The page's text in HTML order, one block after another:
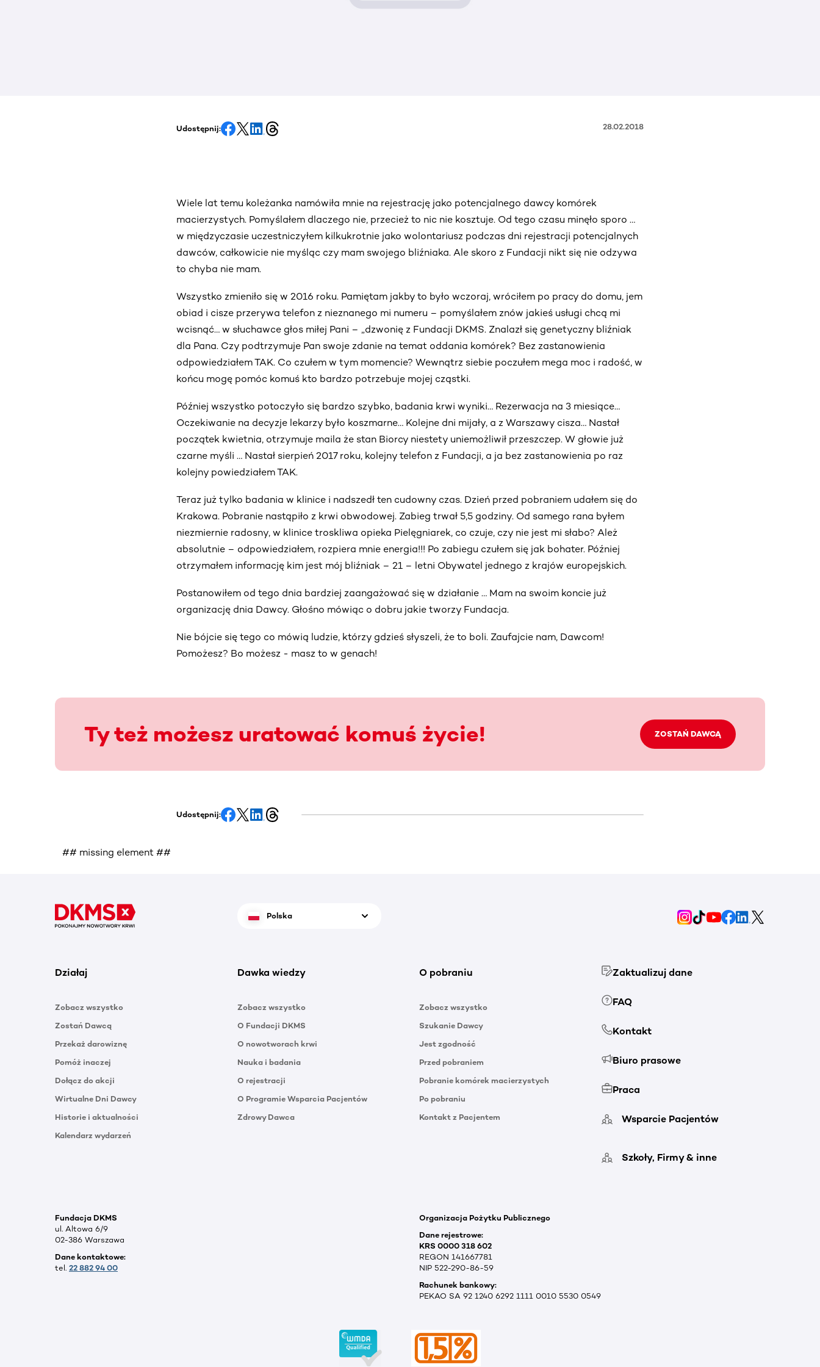
Udostępnij: 28.02.2018
Wiele lat temu koleżanka namówiła mnie na rejestrację jako potencjalnego dawcy komórek
macierzystych. Pomyślałem dlaczego nie, przecież to nic nie kosztuje. Od tego czasu minęło sporo …
w międzyczasie uczestniczyłem kilkukrotnie jako wolontariusz podczas dni rejestracji potencjalnych
dawców, całkowicie nie myśląc czy mam swojego bliźniaka. Ale skoro z Fundacji nikt się nie odzywa
to chyba nie mam.
Wszystko zmieniło się w 2016 roku. Pamiętam jakby to było wczoraj, wróciłem po pracy do domu, jem
obiad i cisze przerywa telefon z nieznanego mi numeru – pomyślałem znów jakieś usługi chcą mi
wcisnąć… w słuchawce głos miłej Pani – „dzwonię z Fundacji DKMS. Znalazł się genetyczny bliźniak
dla Pana. Czy podtrzymuje Pan swoje zdanie na temat oddania komórek? Bez zastanowienia
odpowiedziałem TAK. Co czułem w tym momencie? Wewnątrz siebie poczułem mega moc i radość, w
końcu mogę pomóc komuś kto bardzo potrzebuje mojej cząstki.
Później wszystko potoczyło się bardzo szybko, badania krwi wyniki… Rezerwacja na 3 miesiące…
Oczekiwanie na decyzje lekarzy było koszmarne… Kolejne dni mijały, a z Warszawy cisza… Nastał
początek kwietnia, otrzymuje maila że stan Biorcy niestety uniemożliwił przeszczep. W głowie już
czarne myśli … Nastał sierpień 2017 roku, kolejny telefon z Fundacji, a ja bez zastanowienia po raz
kolejny powiedziałem TAK.
Teraz już tylko badania w klinice i nadszedł ten cudowny czas. Dzień przed pobraniem udałem się do
Krakowa. Pobranie nastąpiło z krwi obwodowej. Zabieg trwał 5,5 godziny. Od samego rana byłem
niezmiernie radosny, w klinice troskliwa opieka Pielęgniarek, co czuje, czy nie jest mi słabo? Ależ
absolutnie – odpowiedziałem, rozpiera mnie energia!!! Po zabiegu czułem się jak bohater. Później
otrzymałem informację kim jest mój bliźniak – 21 – letni Obywatel jednego z krajów europejskich.
Postanowiłem od tego dnia bardziej zaangażować się w działanie … Mam na swoim koncie już
organizację dnia Dawcy. Głośno mówiąc o dobru jakie tworzy Fundacja.
Nie bójcie się tego co mówią ludzie, którzy gdzieś słyszeli, że to boli. Zaufajcie nam, Dawcom!
Pomożesz? Bo możesz - masz to w genach!
Ty też możesz uratować komuś życie! ZOSTAŃ DAWCĄ
Udostępnij:
## missing element ##
Polska
Działaj
Zobacz wszystko
Zostań Dawcą
Przekaż darowiznę
Pomóż inaczej
Dołącz do akcji
Wirtualne Dni Dawcy
Historie i aktualności
Kalendarz wydarzeń
Dawka wiedzy
Zobacz wszystko
O Fundacji DKMS
O nowotworach krwi
Nauka i badania
O rejestracji
O Programie Wsparcia Pacjentów
Zdrowy Dawca
O pobraniu
Zobacz wszystko
Szukanie Dawcy
Jest zgodność
Przed pobraniem
Pobranie komórek macierzystych
Po pobraniu
Kontakt z Pacjentem
Zaktualizuj dane
FAQ
Kontakt
Biuro prasowe
Praca
Wsparcie Pacjentów
Szkoły, Firmy & inne
Fundacja DKMS
ul. Altowa 6/9
02-386 Warszawa
Dane kontaktowe:
tel. 22 882 94 00
Organizacja Pożytku Publicznego
Dane rejestrowe:
KRS 0000 318 602
REGON 141667781
NIP 522-290-86-59
Rachunek bankowy:
PEKAO SA 92 1240 6292 1111 0010 5530 0549